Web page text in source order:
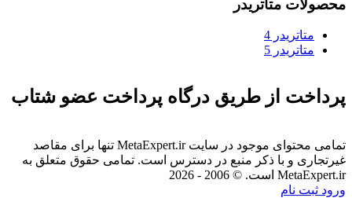
محصولات متاتریدر
متاتريدر 4
متاتريدر 5
پرداخت از طریق درگاه پرداخت عضو شتاب
تمامی محتوای موجود در سایت MetaExpert.ir تنها برای مقاصد
غیرتجاری و با ذکر منبع در دسترس است. تمامی حقوق متعلق به
MetaExpert.ir است. © 2006 - 2026
ورود ثبت نام